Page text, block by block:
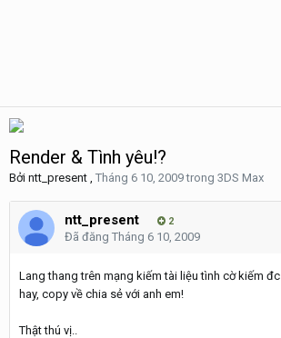
Render & Tình yêu!?
Bởi ntt_present , Tháng 6 10, 2009trong 3DS Max
ntt_present 2
Đã đăng Tháng 6 10, 2009
Lang thang trên mạng kiếm tài liệu tình cờ kiếm đc
hay, copy về chia sẻ với anh em!
Thật thú vị..